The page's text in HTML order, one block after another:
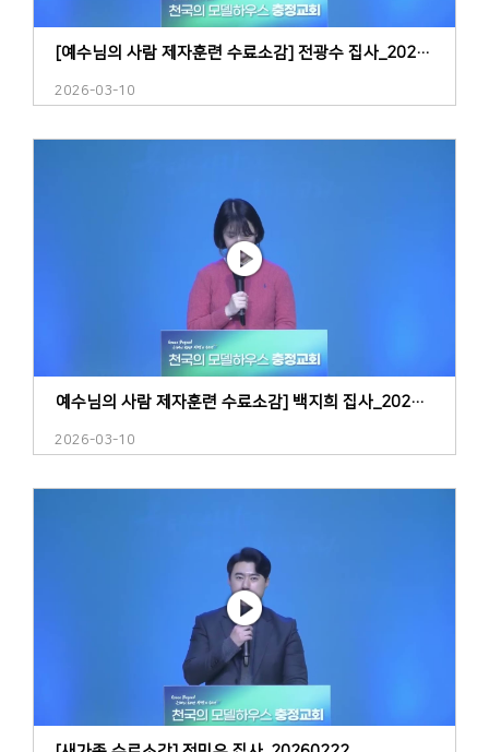
[예수님의 사람 제자훈련 수료소감] 전광수 집사_20260308
2026-03-10
예수님의 사람 제자훈련 수료소감] 백지희 집사_20260308
2026-03-10